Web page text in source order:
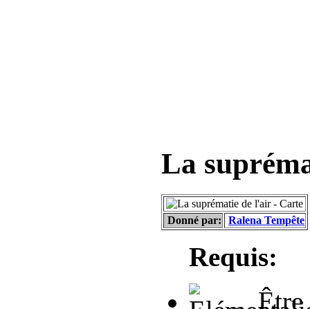
La
Donné par: Ralena Tempête
Requis:
Être